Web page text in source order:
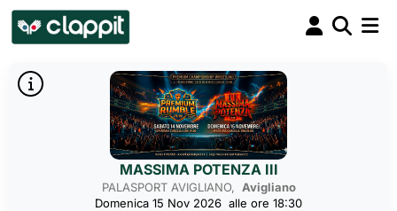
MASSIMA POTENZA III
PALASPORT AVIGLIANO, Avigliano
Domenica 15 Nov 2026 alle ore 18:30